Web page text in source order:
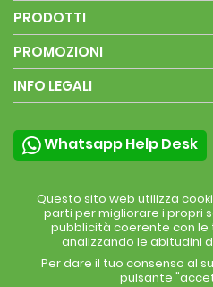
PRODOTTI
PROMOZIONI
INFO LEGALI
Whatsapp Help Desk
Questo sito web utilizza
parti per migliorare i propri
pubblicità coerente con le
analizzando le abitudini
Per dare il tuo consenso al
pulsante